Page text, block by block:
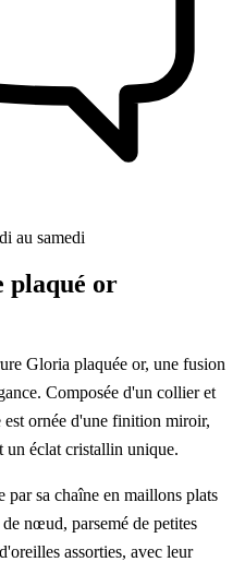
au samedi
plaqué or
Gloria plaquée or, une fusion
Composée d'un collier et
est ornée d'une finition miroir,
un éclat cristallin unique.
par sa chaîne en maillons plats
nœud, parsemé de petites
assorties, avec leur